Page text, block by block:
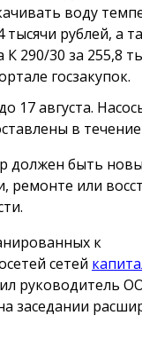
воду
рублей, а
К 290/30 за 255,8
госзакупок.
17 августа.
в
должен быть
ремонте или
к
сетей
руководитель
заседании